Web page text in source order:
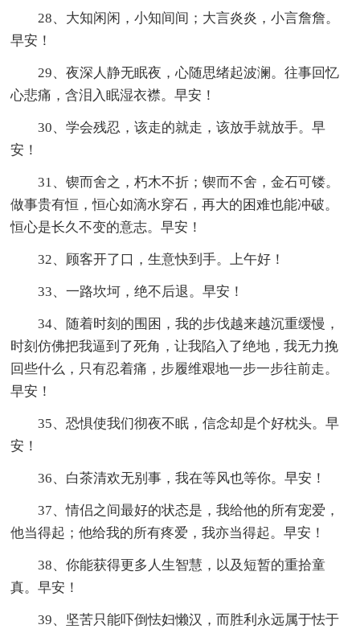
28、大知闲闲，小知间间；大言炎炎，小言詹詹。
早安！
29、夜深人静无眠夜，心随思绪起波澜。往事回忆
心悲痛，含泪入眠湿衣襟。早安！
30、学会残忍，该走的就走，该放手就放手。早
安！
31、锲而舍之，朽木不折；锲而不舍，金石可镂。
做事贵有恒，恒心如滴水穿石，再大的困难也能冲破。
恒心是长久不变的意志。早安！
32、顾客开了口，生意快到手。上午好！
33、一路坎坷，绝不后退。早安！
34、随着时刻的围困，我的步伐越来越沉重缓慢，
时刻仿佛把我逼到了死角，让我陷入了绝地，我无力挽
回些什么，只有忍着痛，步履维艰地一步一步往前走。
早安！
35、恐惧使我们彻夜不眠，信念却是个好枕头。早
安！
36、白茶清欢无别事，我在等风也等你。早安！
37、情侣之间最好的状态是，我给他的所有宠爱，
他当得起；他给我的所有疼爱，我亦当得起。早安！
38、你能获得更多人生智慧，以及短暂的重拾童
真。早安！
39、坚苦只能吓倒怯妇懒汉，而胜利永远属于怯于